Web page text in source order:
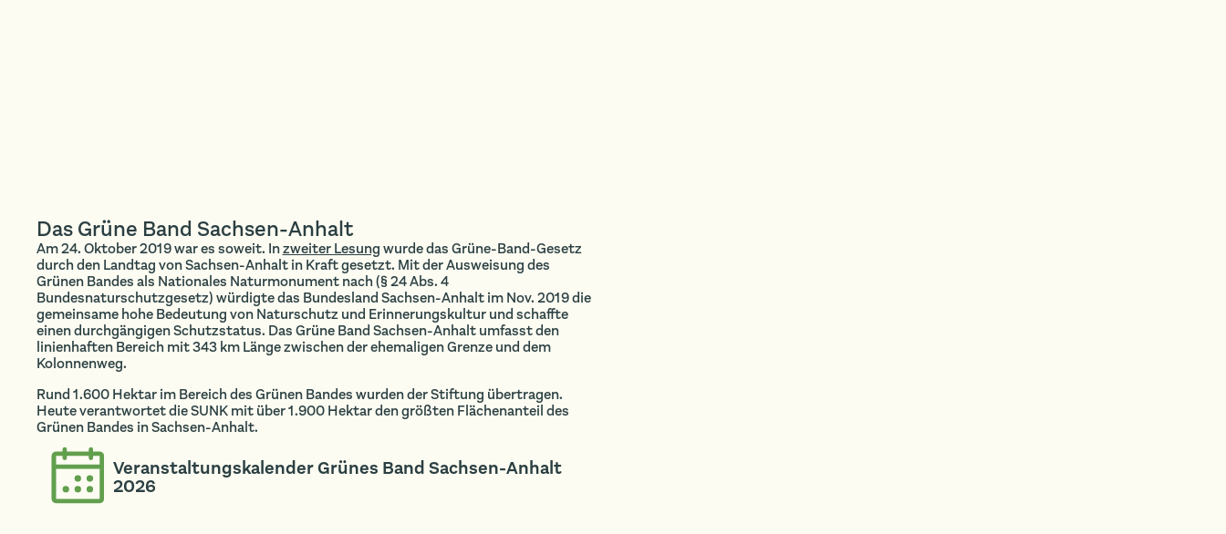
Das Grüne Band Sachsen-Anhalt
Am 24. Oktober 2019 war es soweit. Inzweiter Lesung wurde das Grüne-Band-Gesetz
durch den Landtag von Sachsen-Anhalt in Kraft gesetzt. Mit der Ausweisung des
Grünen Bandes als Nationales Naturmonument nach (§ 24 Abs. 4
Bundesnaturschutzgesetz) würdigte das Bundesland Sachsen-Anhalt im Nov. 2019 die
gemeinsame hohe Bedeutung von Naturschutz und Erinnerungskultur und schaffte
einen durchgängigen Schutzstatus. Das Grüne Band Sachsen-Anhalt umfasst den
linienhaften Bereich mit 343 km Länge zwischen der ehemaligen Grenze und dem
Kolonnenweg.
Rund 1.600 Hektar im Bereich des Grünen Bandes wurden der Stiftung übertragen.
Heute verantwortet die SUNK mit über 1.900 Hektar den größten Flächenanteil des
Grünen Bandes in Sachsen-Anhalt.
Veranstaltungskalender Grünes Band Sachsen-Anhalt
2026